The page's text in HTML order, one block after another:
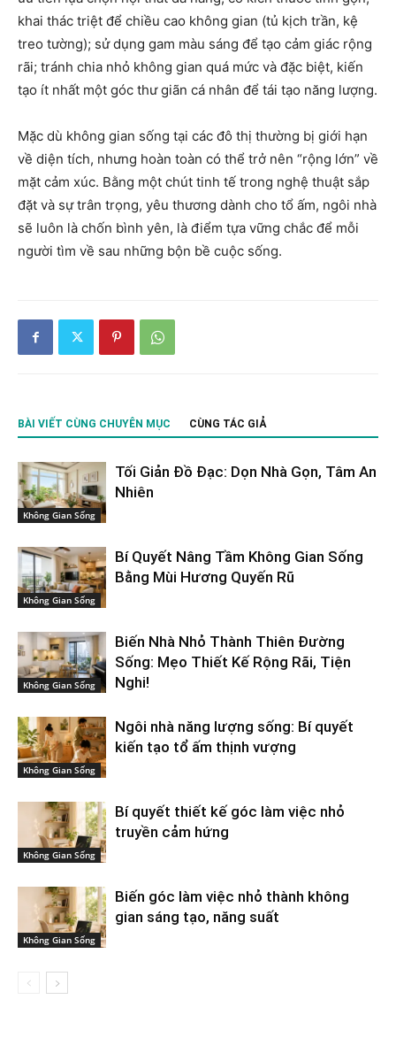
khai thác triệt để chiều cao không gian (tủ kịch trần, kệ
treo tường); sử dụng gam màu sáng để tạo cảm giác rộng
rãi; tránh chia nhỏ không gian quá mức và đặc biệt, kiến
tạo ít nhất một góc thư giãn cá nhân để tái tạo năng lượng.
Mặc dù không gian sống tại các đô thị thường bị giới hạn
về diện tích, nhưng hoàn toàn có thể trở nên “rộng lớn” về
mặt cảm xúc. Bằng một chút tinh tế trong nghệ thuật sắp
đặt và sự trân trọng, yêu thương dành cho tổ ấm, ngôi nhà
sẽ luôn là chốn bình yên, là điểm tựa vững chắc để mỗi
người tìm về sau những bộn bề cuộc sống.
BÀI VIẾT CÙNG CHUYÊN MỤC CÙNG TÁC GIẢ
Không Gian Sống
Tối Giản Đồ Đạc: Dọn Nhà Gọn, Tâm An
Nhiên
Không Gian Sống
Bí Quyết Nâng Tầm Không Gian Sống
Bằng Mùi Hương Quyến Rũ
Không Gian Sống
Biến Nhà Nhỏ Thành Thiên Đường
Sống: Mẹo Thiết Kế Rộng Rãi, Tiện
Nghi!
Không Gian Sống
Ngôi nhà năng lượng sống: Bí quyết
kiến tạo tổ ấm thịnh vượng
Không Gian Sống
Bí quyết thiết kế góc làm việc nhỏ
truyền cảm hứng
Không Gian Sống
Biến góc làm việc nhỏ thành không
gian sáng tạo, năng suất